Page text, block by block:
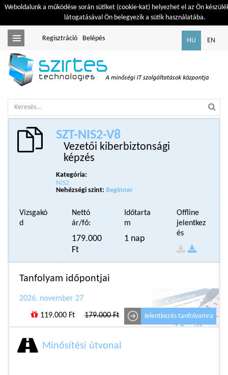
Weboldalunk a működése során sütiket (cookie-kat) helyezhet el az Ön
látogatásával Ön belegyezik a sütik használatába.
Toggle
navigation
HU EN
Regisztráció Belépés
SZT-NIS2-V8
Vezetői kiberbiztonsági
képzés
Kategória:
NIS2
Nehézségi szint: Beginner
Vizsgakó
d
Nettó
ár/fő:
179.000
Ft
Időtarta
m
1 nap
Offline
jelentkez
és
Tanfolyam időpontjai
2026. november 27
Jelentkezés tanfolyamra
119.000 Ft 179.000 Ft
Minősítési útvonal